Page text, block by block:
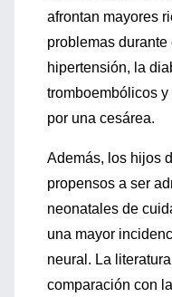
afrontan mayores
problemas
hipertensión, la
tromboembólicos
por una cesárea.
Además, los hijos
propensos a ser
neonatales de
una mayor
neural. La
comparación con